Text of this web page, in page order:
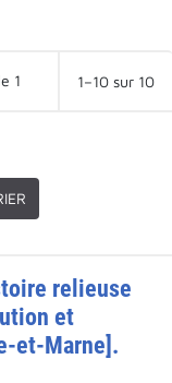
1 1–10 sur 10
relieuse
et
et-Marne].